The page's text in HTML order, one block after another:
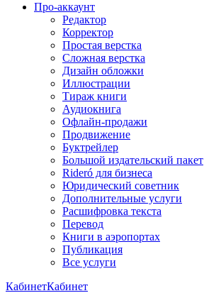
Про-аккаунт
Редактор
Корректор
Простая верстка
Сложная верстка
Дизайн обложки
Иллюстрации
Тираж книги
Аудиокнига
Офлайн-продажи
Продвижение
Буктрейлер
Большой издательский пакет
Rideró для бизнеса
Юридический советник
Дополнительные услуги
Расшифровка текста
Перевод
Книги в аэропортах
Публикация
Все услуги
КабинетКабинет